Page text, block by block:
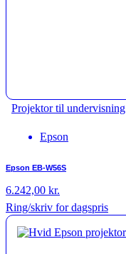
Projektor til undervisning
Epson
Epson EB-W56S
6.242,00 kr.
Ring/skriv for dagspris